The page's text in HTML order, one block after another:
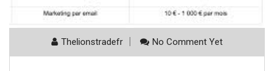
Thelionstradefr No Comment Yet